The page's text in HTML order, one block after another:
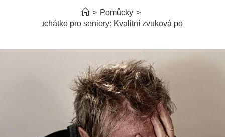
> Pomůcky >
Naslouchátko pro seniory: Kvalitní zvuková pomůcka